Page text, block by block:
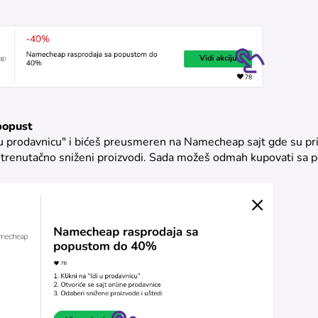
prodavnicu" i bićeš preusmeren na Namecheap sajt gde su
sniženi proizvodi. Sada možeš odmah kupovati sa